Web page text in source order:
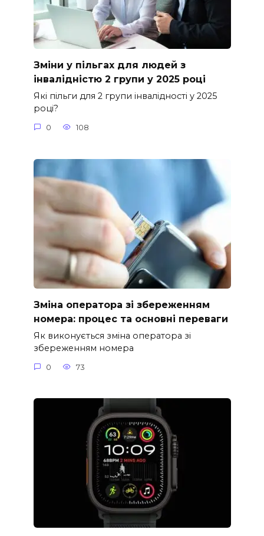
Зміни у пільгах для людей з
інвалідністю 2 групи у 2025 році
Які пільги для 2 групи інвалідності у 2025
році?
0 108
Зміна оператора зі збереженням
номера: процес та основні переваги
Як виконується зміна оператора зі
збереженням номера
0 73